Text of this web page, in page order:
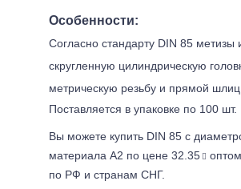
Особенности:
Согласно стандарту DIN 85 метизы
скругленную цилиндрическую
метрическую резьбу и прямой шлиц.
Поставляется в упаковке по 100 шт.
Вы можете купить DIN 85 с
материала А2 по цене 32.35
по РФ и странам СНГ.